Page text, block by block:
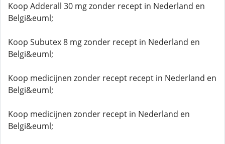
Koop Adderall 30 mg zonder recept in Nederland en
Belgi&euml;
Koop Subutex 8 mg zonder recept in Nederland en
Belgi&euml;
Koop medicijnen zonder recept recept in Nederland en
Belgi&euml;
Koop medicijnen zonder recept in Nederland en
Belgi&euml;